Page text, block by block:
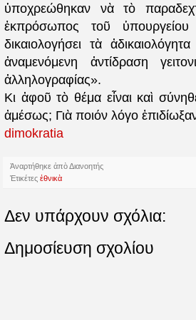
ὑποχρεώθηκαν νὰ τὸ
ἐκπρόσωπος τοῦ
δικαιολογήσει τὰ
ἀναμενόμενη ἀντίδραση
ἀλληλογραφίας».
Κι ἀφοῦ τὸ θέμα εἶναι καὶ
ἀμέσως; Γιὰ ποιόν λόγο
dimokratia
Ἀναρτήθηκε ἀπὸΔιανοητής
Ἐτικέτες ἐθνικὰ
Δεν υπάρχουν σχόλια:
Δημοσίευση σχολίου